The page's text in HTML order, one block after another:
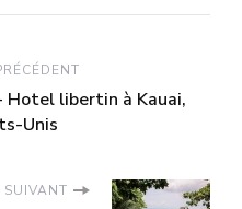
Hotel libertin à Kauai,
Unis
SUIVANT